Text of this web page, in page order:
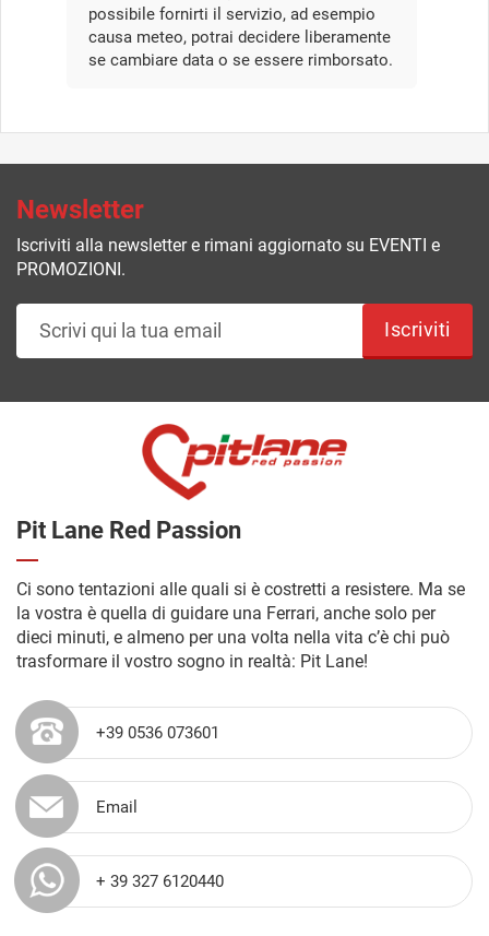
possibile fornirti il servizio, ad esempio
causa meteo, potrai decidere liberamente
se cambiare data o se essere rimborsato.
Newsletter
Iscriviti alla newsletter e rimani aggiornato su EVENTI e
PROMOZIONI.
Iscriviti
Pit Lane Red Passion
Ci sono tentazioni alle quali si è costretti a resistere. Ma se
la vostra è quella di guidare una Ferrari, anche solo per
dieci minuti, e almeno per una volta nella vita c’è chi può
trasformare il vostro sogno in realtà: Pit Lane!
+39 0536 073601
Email
+ 39 327 6120440